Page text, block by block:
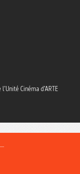
Cinéma d’ARTE